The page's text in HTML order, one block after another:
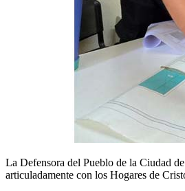
La Defensora del Pueblo de la Ciudad
articuladamente con los Hogares de